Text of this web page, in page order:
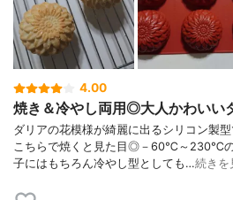
4.00
焼き＆冷やし両用◎大人かわいい
ダリアの花模様が綺麗に出るシリコン製
こちらで焼くと見た目◎－60℃～230℃
子にはもちろん冷やし型としても…続きを